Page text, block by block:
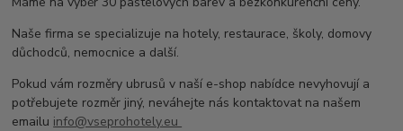
Naše firma se specializuje na hotely, restaurace, školy, domovy
důchodců, nemocnice a další.
Pokud vám rozměry ubrusů v naší e-shop nabídce nevyhovují a
potřebujete rozměr jiný, neváhejte nás kontaktovat na našem
emailu info@vseprohotely.eu